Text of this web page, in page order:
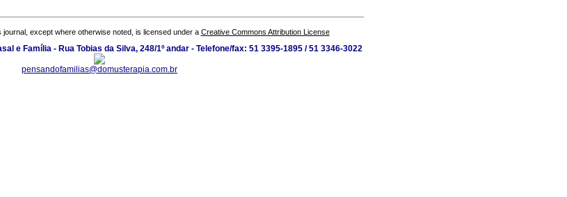
journal, except where otherwise noted, is licensed under a Creative Commons Attribution License
e Família - Rua Tobias da Silva, 248/1º andar - Telefone/fax: 51 3395-1895 / 51 3346-3022
pensandofamilias@domusterapia.com.br